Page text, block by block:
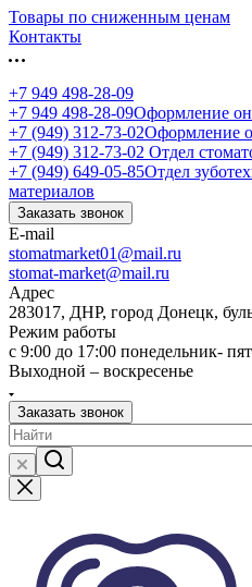
Товары по сниженным ценам
Контакты
+7 949 498-28-09
+7 949 498-28-09Оформление
+7 (949) 312-73-02Оформление
+7 (949) 312-73-02 Отдел
+7 (949) 649-05-85Отдел
материалов
Заказать звонок
E-mail
stomatmarket01@mail.ru
stomat-market@mail.ru
Адрес
283017, ДНР, город Донецк,
Режим работы
с 9:00 до 17:00 понедельник-
Выходной – воскресенье
Заказать звонок